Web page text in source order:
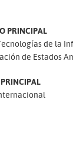
PRINCIPAL
de la
de Estados